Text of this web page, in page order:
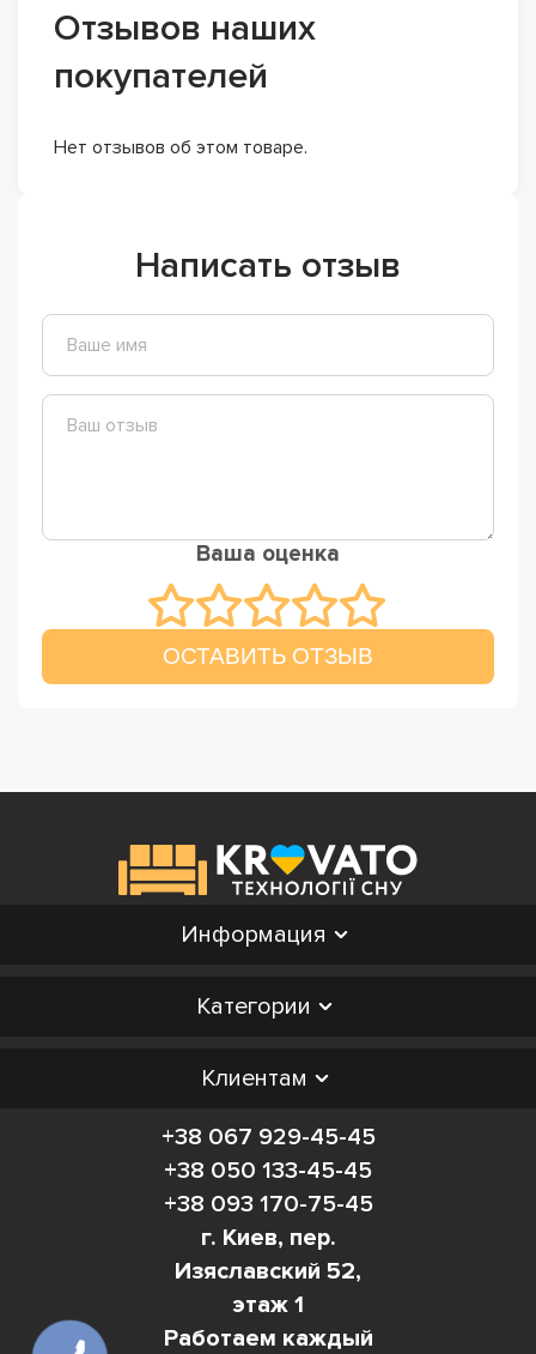
Отзывов наших
покупателей
Нет отзывов об этом товаре.
Написать отзыв
Ваша оценка
ОСТАВИТЬ ОТЗЫВ
Информация
Категории
Клиентам
+38 067 929-45-45
+38 050 133-45-45
+38 093 170-75-45
г. Киев, пер.
Изяславский 52,
этаж 1
Работаем каждый